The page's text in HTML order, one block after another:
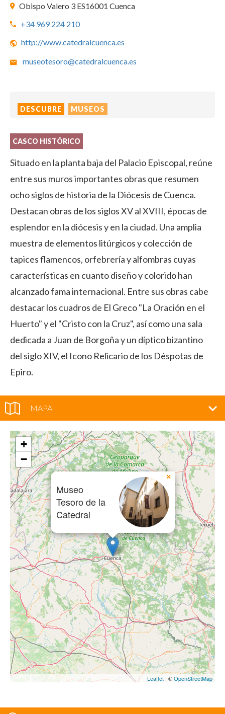
Obispo Valero 3 ES16001 Cuenca
+34 969 224 210
http://www.catedralcuenca.es
museotesoro@catedralcuenca.es
DESCUBRE MUSEOS
CASCO HISTÓRICO
Situado en la planta baja del Palacio Episcopal, reúne
entre sus muros importantes obras que resumen
ocho siglos de historia de la Diócesis de Cuenca.
Destacan obras de los siglos XV al XVIII, épocas de
esplendor en la diócesis y en la ciudad. Una amplia
muestra de elementos litúrgicos y colección de
tapices flamencos, orfebrería y alfombras cuyas
características en cuanto diseño y colorido han
alcanzado fama internacional. Entre sus obras cabe
destacar los cuadros de El Greco "La Oración en el
Huerto" y el "Cristo con la Cruz", así como una sala
dedicada a Juan de Borgoña y un díptico bizantino
del siglo XIV, el Icono Relicario de los Déspotas de
Epiro.
MAPA
Museo
Tesoro de la
Catedral
×
+
−
Leaflet | ©OpenStreetMap